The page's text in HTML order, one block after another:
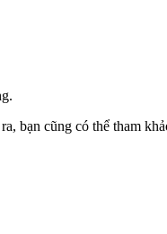
bạn cũng có thể tham